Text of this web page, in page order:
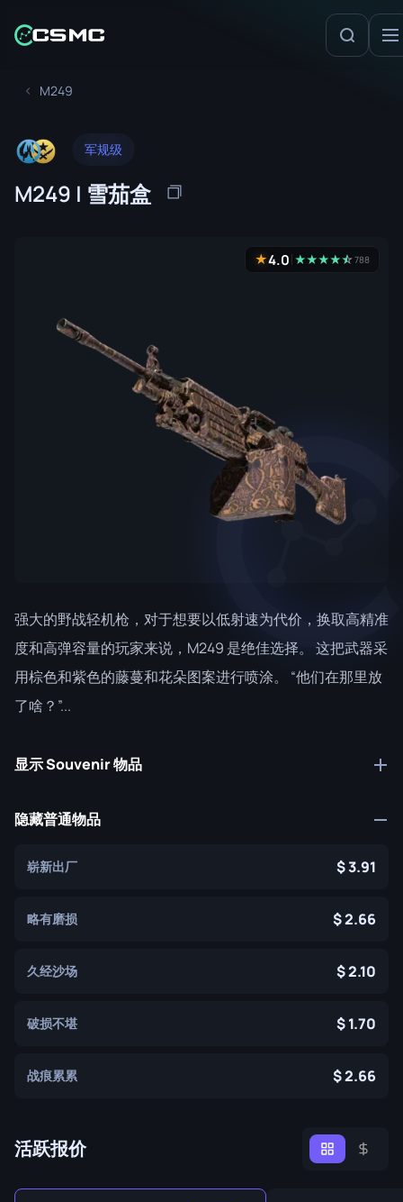
M249
军规级
M249 | 雪茄盒
★4.0 ★★★★★
☆788
强大的野战轻机枪，对于想要以低射速为代价，换取高精准
度和高弹容量的玩家来说，M249 是绝佳选择。 这把武器采
用棕色和紫色的藤蔓和花朵图案进行喷涂。 “他们在那里放
了啥？”...
显示 Souvenir 物品
隐藏普通物品
崭新出厂 3.91
略有磨损 2.66
久经沙场 2.10
破损不堪 1.70
战痕累累 2.66
活跃报价